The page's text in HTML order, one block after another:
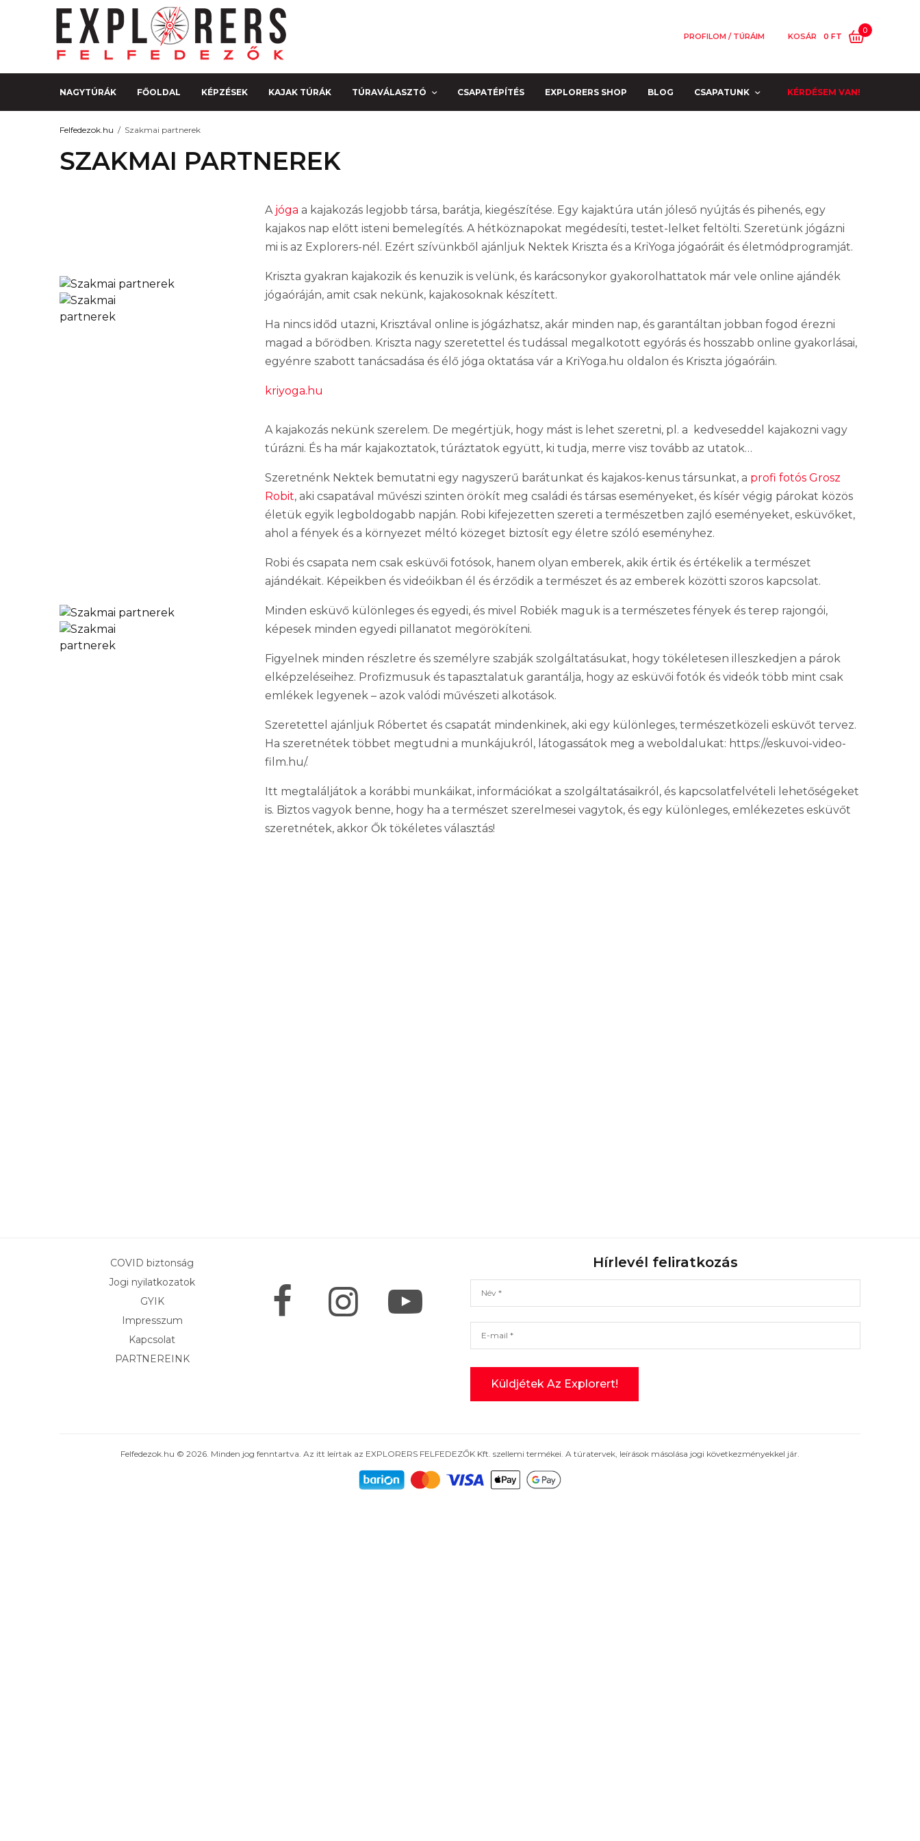
PROFILOM / TÚRÁIM KOSÁR 0 FT
0
NAGYTÚRÁK FŐOLDAL KÉPZÉSEK KAJAK TÚRÁK TÚRAVÁLASZTÓ CSAPATÉPÍTÉS EXPLORERS SHOP BLOG CSAPATUNK KÉRDÉSEM VAN!
Felfedezok.hu Szakmai partnerek
SZAKMAI PARTNEREK
A jóga a kajakozás legjobb társa, barátja, kiegészítése. Egy kajaktúra után jóleső nyújtás és pihenés, egy
kajakos nap előtt isteni bemelegítés. A hétköznapokat megédesíti, testet-lelket feltölti. Szeretünk jógázni
mi is az Explorers-nél. Ezért szívünkből ajánljuk Nektek Kriszta és a KriYoga jógaóráit és életmódprogramját.
Kriszta gyakran kajakozik és kenuzik is velünk, és karácsonykor gyakorolhattatok már vele online ajándék
jógaóráján, amit csak nekünk, kajakosoknak készített.
Ha nincs időd utazni, Krisztával online is jógázhatsz, akár minden nap, és garantáltan jobban fogod érezni
magad a bőrödben. Kriszta nagy szeretettel és tudással megalkotott egyórás és hosszabb online gyakorlásai,
egyénre szabott tanácsadása és élő jóga oktatása vár a KriYoga.hu oldalon és Kriszta jógaóráin.
kriyoga.hu
A kajakozás nekünk szerelem. De megértjük, hogy mást is lehet szeretni, pl. a kedveseddel kajakozni vagy
túrázni. És ha már kajakoztatok, túráztatok együtt, ki tudja, merre visz tovább az utatok…
Szeretnénk Nektek bemutatni egy nagyszerű barátunkat és kajakos-kenus társunkat, a profi fotós Grosz
Robit, aki csapatával művészi szinten örökít meg családi és társas eseményeket, és kísér végig párokat közös
életük egyik legboldogabb napján. Robi kifejezetten szereti a természetben zajló eseményeket, esküvőket,
ahol a fények és a környezet méltó közeget biztosít egy életre szóló eseményhez.
Robi és csapata nem csak esküvői fotósok, hanem olyan emberek, akik értik és értékelik a természet
ajándékait. Képeikben és videóikban él és érződik a természet és az emberek közötti szoros kapcsolat.
Minden esküvő különleges és egyedi, és mivel Robiék maguk is a természetes fények és terep rajongói,
képesek minden egyedi pillanatot megörökíteni.
Figyelnek minden részletre és személyre szabják szolgáltatásukat, hogy tökéletesen illeszkedjen a párok
elképzeléseihez. Profizmusuk és tapasztalatuk garantálja, hogy az esküvői fotók és videók több mint csak
emlékek legyenek – azok valódi művészeti alkotások.
Szeretettel ajánljuk Róbertet és csapatát mindenkinek, aki egy különleges, természetközeli esküvőt tervez.
Ha szeretnétek többet megtudni a munkájukról, látogassátok meg a weboldalukat: https://eskuvoi-video-
film.hu/.
Itt megtaláljátok a korábbi munkáikat, információkat a szolgáltatásaikról, és kapcsolatfelvételi lehetőségeket
is. Biztos vagyok benne, hogy ha a természet szerelmesei vagytok, és egy különleges, emlékezetes esküvőt
szeretnétek, akkor Ők tökéletes választás!
COVID biztonság
Jogi nyilatkozatok
GYIK
Impresszum
Kapcsolat
PARTNEREINK
Hírlevél feliratkozás
Felfedezok.hu © 2026. Minden jog fenntartva. Az itt leírtak az EXPLORERS FELFEDEZŐK Kft. szellemi termékei. A túratervek, leírások másolása jogi következményekkel jár.